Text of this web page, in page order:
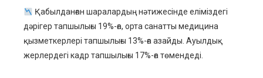
Қабылданған шаралардың нәтижесінде еліміздегі
дәрігер тапшылығы 19%-ға, орта санатты медицина
қызметкерлері тапшылығы 13%-ға азайды. Ауылдық
жерлердегі кадр тапшылығы 17%-ға төмендеді.